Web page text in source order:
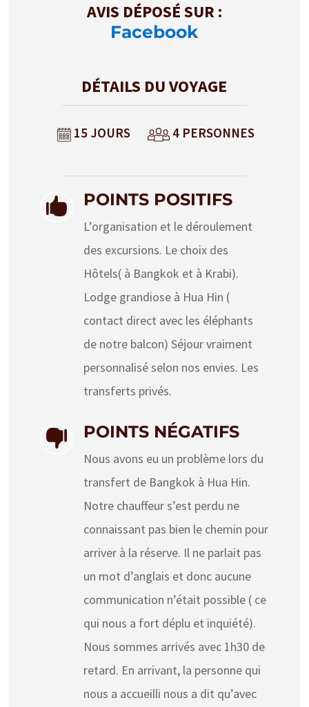
AVIS DÉPOSÉ SUR :
Facebook
DÉTAILS DU VOYAGE
15 JOURS 4 PERSONNES
 POINTS POSITIFS
L’organisation et le déroulement
des excursions. Le choix des
Hôtels( à Bangkok et à Krabi).
Lodge grandiose à Hua Hin (
contact direct avec les éléphants
de notre balcon) Séjour vraiment
personnalisé selon nos envies. Les
transferts privés.
 POINTS NÉGATIFS
Nous avons eu un problème lors du
transfert de Bangkok à Hua Hin.
Notre chauffeur s’est perdu ne
connaissant pas bien le chemin pour
arriver à la réserve. Il ne parlait pas
un mot d’anglais et donc aucune
communication n’était possible ( ce
qui nous a fort déplu et inquiété).
Nous sommes arrivés avec 1h30 de
retard. En arrivant, la personne qui
nous a accueilli nous a dit qu’avec